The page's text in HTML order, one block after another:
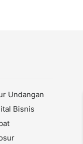
Undangan
Bisnis